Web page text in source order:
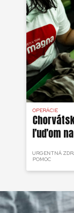
OPERÁCIE
ľuďom
URGENTNÁ
POMOC